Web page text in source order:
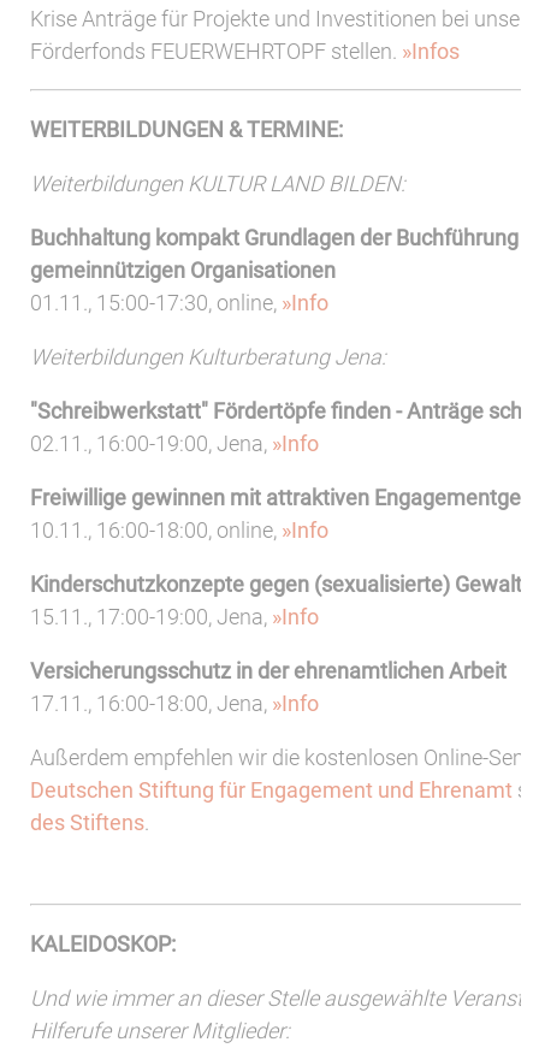
Krise Anträge für Projekte und Investitionen bei
Förderfonds FEUERWEHRTOPF stellen. »Infos
WEITERBILDUNGEN & TERMINE:
Weiterbildungen KULTUR LAND BILDEN:
Buchhaltung kompakt Grundlagen der Buchführung in
gemeinnützigen Organisationen
01.11., 15:00-17:30, online, »Info
Weiterbildungen Kulturberatung Jena:
"Schreibwerkstatt" Fördertöpfe finden - Anträge
02.11., 16:00-19:00, Jena, »Info
Freiwillige gewinnen mit attraktiven
10.11., 16:00-18:00, online, »Info
Kinderschutzkonzepte gegen (sexualisierte) Gewalt
15.11., 17:00-19:00, Jena, »Info
Versicherungsschutz in der ehrenamtlichen Arbeit
17.11., 16:00-18:00, Jena, »Info
Außerdem empfehlen wir die kostenlosen Online-
Deutschen Stiftung für Engagement und Ehrenamt
des Stiftens
KALEIDOSKOP:
Und wie immer an dieser Stelle ausgewählte
Hilferufe unserer Mitglieder: